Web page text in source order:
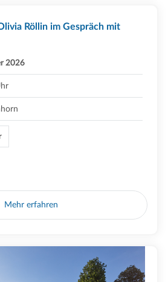
Röllin im Gespräch mit
2026
Mehr erfahren